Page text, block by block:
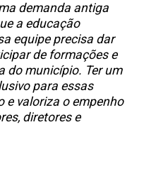
demanda antiga
a educação
equipe precisa dar
de formações e
do município. Ter um
para essas
e valoriza o empenho
diretores e